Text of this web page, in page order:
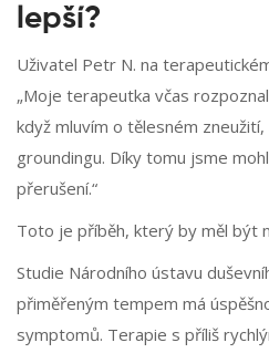
lepší?
Uživatel Petr N. na
„Moje terapeutka včas
když mluvím o tělesném
groundingu. Díky tomu jsme
přerušení.“
Toto je příběh, který by měl být
Studie Národního ústavu
přiměřeným tempem má
symptomů. Terapie s příliš